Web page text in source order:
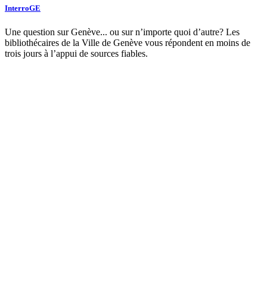
InterroGE
Une question sur Genève... ou sur n’importe quoi d’autre? Les
bibliothécaires de la Ville de Genève vous répondent en moins de
trois jours à l’appui de sources fiables.